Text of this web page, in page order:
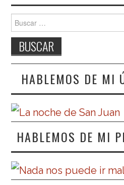
Buscar:
HABLEMOS DE MI
HABLEMOS DE MI